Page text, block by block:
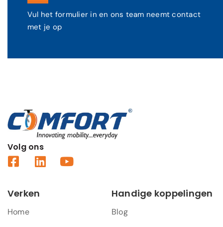
Vul het formulier in en ons team neemt contact
met je op
Volg ons
Verken
Home
Handige koppelingen
Blog